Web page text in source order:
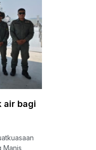
air bagi
Manis